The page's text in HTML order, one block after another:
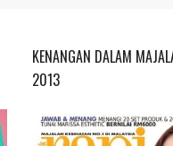
KENANGAN DALAM
2013